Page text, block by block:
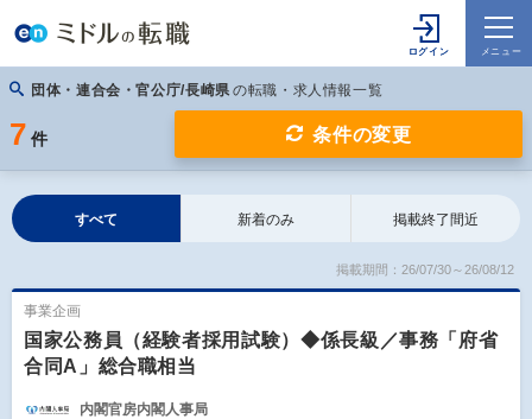
団体・連合会・官公庁/長崎県 の転職・求人情報一覧
7 件 条件の変更
すべて 新着のみ 掲載終了間近
掲載期間：26/07/30～26/08/12
事業企画
国家公務員（経験者採用試験）◆係長級／事務「府省
合同A」総合職相当
内閣官房内閣人事局